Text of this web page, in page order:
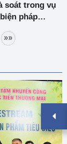
Thái Lan và
việc
soát trong vụ
pháp
»»